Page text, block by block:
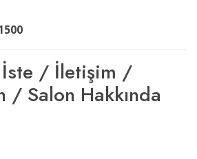
İste / İletişim /
/ Salon Hakkında